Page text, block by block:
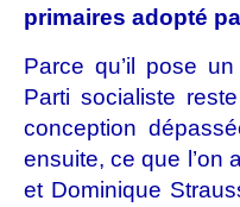
primaires adopté
Parce qu’il pose
Parti socialiste
conception
ensuite, ce que l’on
et Dominique